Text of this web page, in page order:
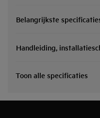
Belangrijkste
Handleiding,
Toon alle specificaties